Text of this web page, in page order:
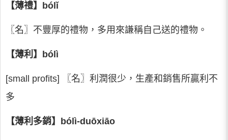
【薄禮】bólǐ
〖名〗不豐厚的禮物，多用來謙稱自己送的禮物。
【薄利】bólì
[small profits] 〖名〗利潤很少，生產和銷售所贏利不
多
【薄利多銷】bólì-duōxiāo